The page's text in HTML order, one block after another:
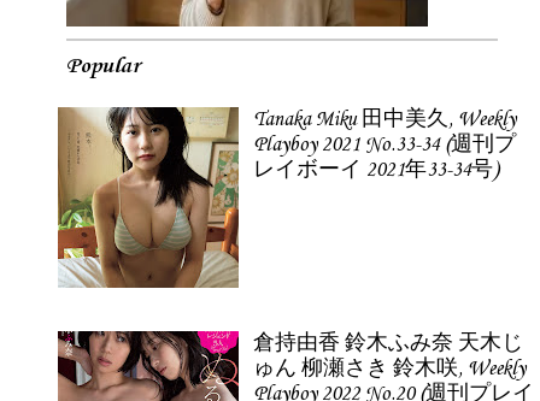
Popular
Tanaka Miku 田中美久, Weekly
Playboy 2021 No.33-34 (週刊プ
レイボーイ 2021年33-34号)
倉持由香 鈴木ふみ奈 天木じ
ゅん 柳瀬さき 鈴木咲, Weekly
Playboy 2022 No.20 (週刊プレイ